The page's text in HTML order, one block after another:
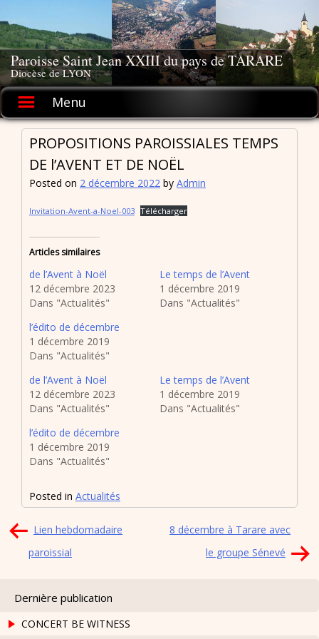
to
content
Paroisse Saint Jean XXIII du pays de TARARE
Diocèse de LYON
Menu
PROPOSITIONS PAROISSIALES TEMPS
DE l’AVENT ET DE NOËL
Posted on 2 décembre 2022 by Admin
Invitation-Avent-a-Noel-003 Télécharger
Articles similaires
de l’Avent à Noël
12 décembre 2023
Dans "Actualités"
Le temps de l’Avent
1 décembre 2019
Dans "Actualités"
l’édito de décembre
1 décembre 2019
Dans "Actualités"
de l’Avent à Noël
12 décembre 2023
Dans "Actualités"
Le temps de l’Avent
1 décembre 2019
Dans "Actualités"
l’édito de décembre
1 décembre 2019
Dans "Actualités"
Posted in Actualités
Navigation
de
Lien hebdomadaire
paroissial
8 décembre à Tarare avec
le groupe Sénevé
Dernière publication
CONCERT BE WITNESS